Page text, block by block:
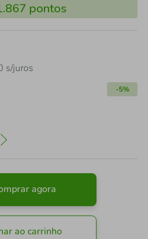
pontos
s/juros
-5%
agora
ao carrinho